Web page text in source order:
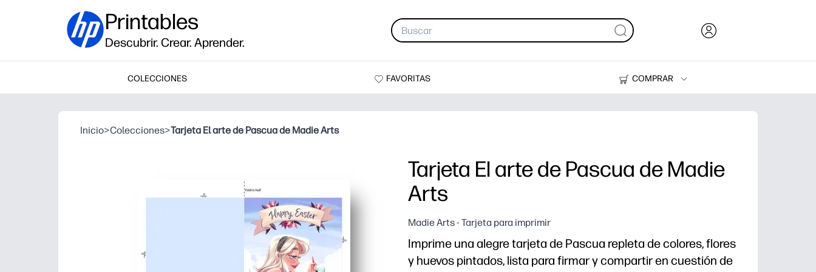
Printables
Descubrir. Crear. Aprender.
COLECCIONES FAVORITAS
COMPRAR
Impresoras
Inicio>Colecciones>Tarjeta El arte de Pascua de Madie Arts
Tarjeta El arte de Pascua de Madie
Arts
Madie Arts - Tarjeta para imprimir
Imprime una alegre tarjeta de Pascua repleta de colores, flores
y huevos pintados, lista para firmar y compartir en cuestión de